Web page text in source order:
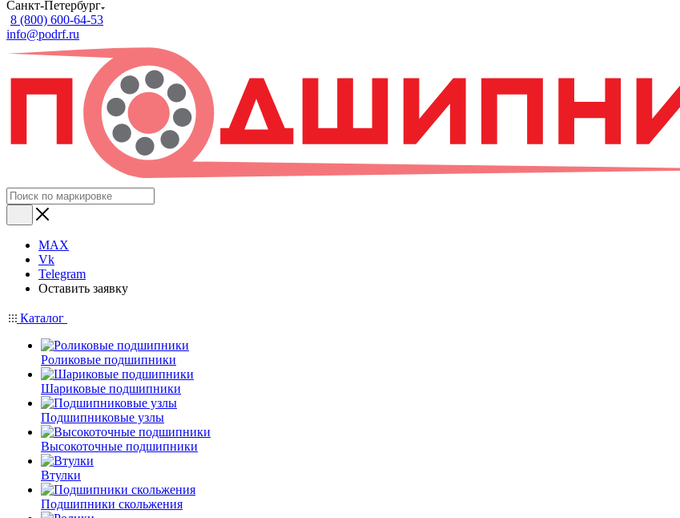
Санкт-Петербург
8 (800) 600-64-53
info@podrf.ru
MAX
Vk
Telegram
Оставить заявку
Каталог
Роликовые подшипники
Шариковые подшипники
Подшипниковые узлы
Высокоточные подшипники
Втулки
Подшипники скольжения